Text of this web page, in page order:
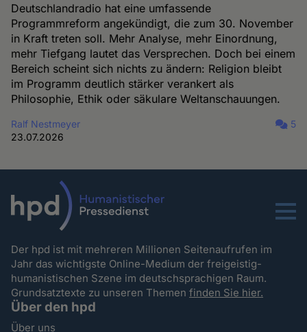
Deutschlandradio hat eine umfassende
Programmreform angekündigt, die zum 30. November
in Kraft treten soll. Mehr Analyse, mehr Einordnung,
mehr Tiefgang lautet das Versprechen. Doch bei einem
Bereich scheint sich nichts zu ändern: Religion bleibt
im Programm deutlich stärker verankert als
Philosophie, Ethik oder säkulare Weltanschauungen.
Ralf Nestmeyer
23.07.2026
5
Menu
Der hpd ist mit mehreren Millionen Seitenaufrufen im
Jahr das wichtigste Online-Medium der freigeistig-
humanistischen Szene im deutschsprachigen Raum.
Grundsatztexte zu unseren Themenfinden Sie hier.
Über den hpd
Über uns